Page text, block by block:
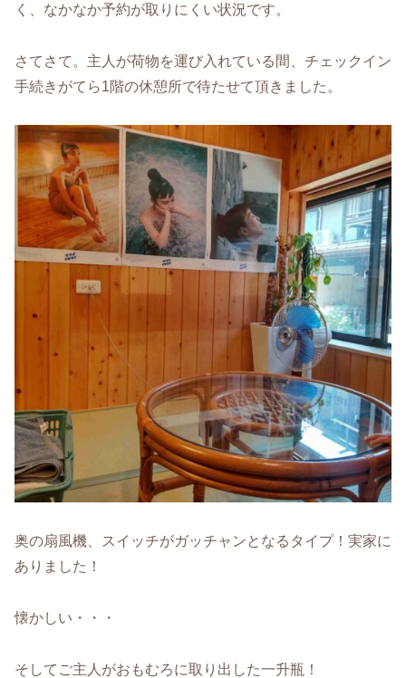
く、なかなか予約が取りにくい状況です。
さてさて。主人が荷物を運び入れている間、チェックイン
手続きがてら1階の休憩所で待たせて頂きました。
奥の扇風機、スイッチがガッチャンとなるタイプ！実家に
ありました！
懐かしい・・・
そしてご主人がおもむろに取り出した一升瓶！